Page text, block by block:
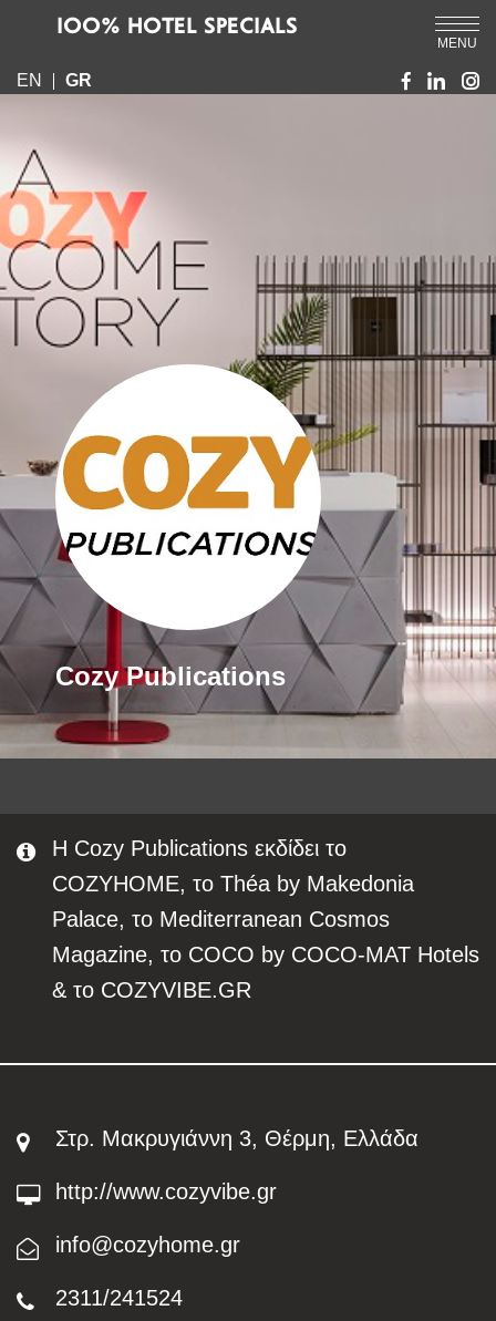
MENU
IOO% HOTEL SPECIALS
EN GR
Cozy Publications
Η Cozy Publications εκδίδει το
COZYHOME, το Théa by Makedonia
Palace, το Mediterranean Cosmos
Magazine, το COCO by COCO-MAT Hotels
& τo COZYVIBE.GR
Στρ. Μακρυγιάννη 3, Θέρμη, Ελλάδα
http://www.cozyvibe.gr
info@cozyhome.gr
2311/241524